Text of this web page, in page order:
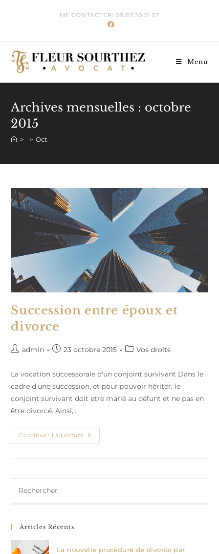
ME CONTACTER: 09.87.30.21.57
Menu
Archives mensuelles : octobre
2015
> > Oct
Succession entre époux et
divorce
Auteur/autrice
publication :
admin
Publication
23 octobre 2015
PostVos droits
La vocation successorale d'un conjoint survivant Dans le
cadre d'une succession, et pour pouvoir hériter, le
conjoint survivant doit etre marié au défunt et ne pas en
être divorcé. Ainsi,…
Continuer La Lecture Succession
Entre
Articles Récents
La nouvelle procédure de divorce par